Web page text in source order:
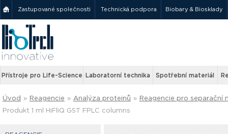
Zastupované společnosti Technická podpora Biobary & Biosklady
Přístroje pro Life-Science Laboratorní technika Spotřební materiál
Úvod » Reagencie » Analýza proteinů » Reagencie pro separační
Produkt 1 ml HiFliQ GST FPLC columns